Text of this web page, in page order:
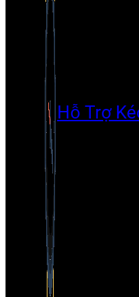
Hỗ Trợ